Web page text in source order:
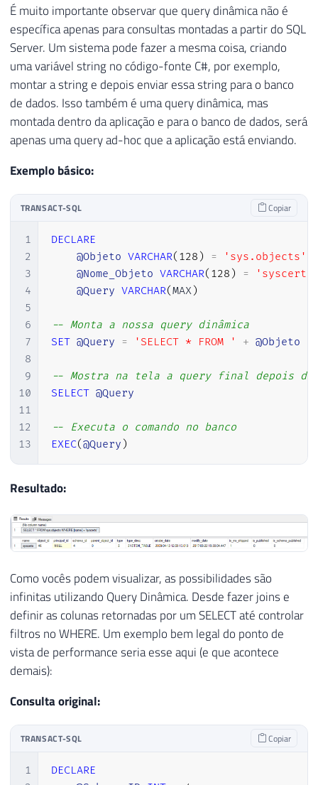
É muito importante observar que query dinâmica não é
específica apenas para consultas montadas a partir do SQL
Server. Um sistema pode fazer a mesma coisa, criando
uma variável string no código-fonte C#, por exemplo,
montar a string e depois enviar essa string para o banco
de dados. Isso também é uma query dinâmica, mas
montada dentro da aplicação e para o banco de dados, será
apenas uma query ad-hoc que a aplicação está enviando.
Exemplo básico:
TRANSACT-SQL Copiar
1
2
3
4
5
6
7
8
9
10
11
12
13
DECLARE
@Objeto VARCHAR( 128 ) = 'sys.objects'
@Nome_Objeto VARCHAR( 128 ) =
@Query VARCHAR(MAX)
-- Monta a nossa query dinâmica
SET @Query = 'SELECT * FROM ' + @Objeto
-- Mostra na tela a query final depois de
SELECT @Query
-- Executa o comando no banco
EXEC(@Query )
Resultado:
Como vocês podem visualizar, as possibilidades são
infinitas utilizando Query Dinâmica. Desde fazer joins e
definir as colunas retornadas por um SELECT até controlar
filtros no WHERE. Um exemplo bem legal do ponto de
vista de performance seria esse aqui (e que acontece
demais):
Consulta original:
TRANSACT-SQL Copiar
1
DECLARE